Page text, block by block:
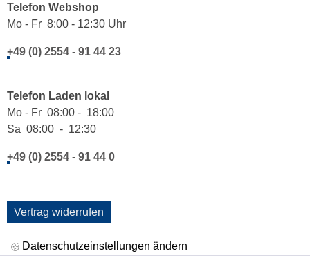
Telefon Webshop
Mo - Fr 8:00 - 12:30 Uhr
+49 (0) 2554 - 91 44 23
Telefon Laden lokal
Mo - Fr 08:00 - 18:00
Sa 08:00 - 12:30
+49 (0) 2554 - 91 44 0
Vertrag widerrufen
Datenschutzeinstellungen ändern